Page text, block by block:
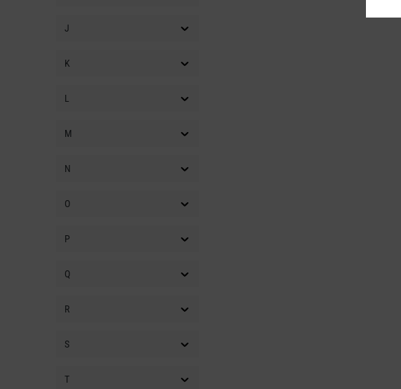
J
K
L
M
N
O
P
Q
R
S
T